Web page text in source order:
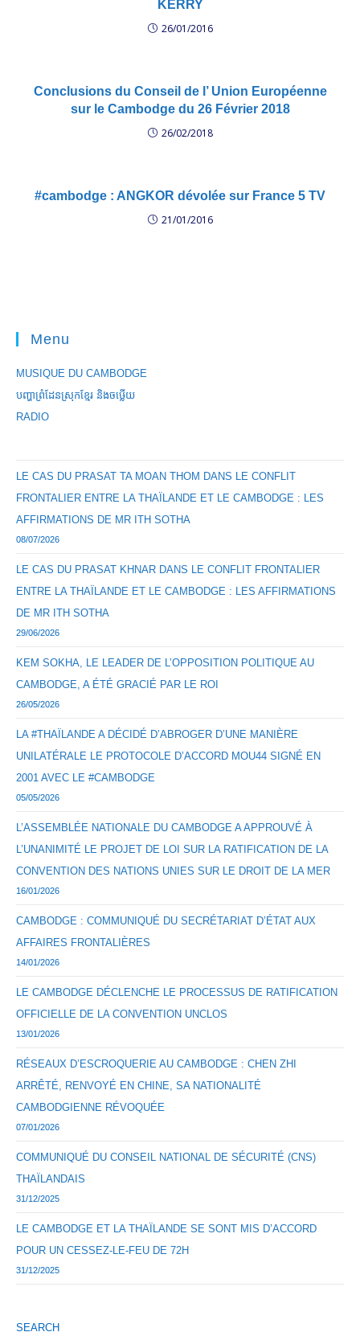
KERRY
26/01/2016
Conclusions du Conseil de l’ Union Européenne
sur le Cambodge du 26 Février 2018
26/02/2018
#cambodge : ANGKOR dévolée sur France 5 TV
21/01/2016
Menu
MUSIQUE DU CAMBODGE
បញ្ហាព្រំដែនស្រុកខ្មែរ និងចឞ្លើយ
RADIO
LE CAS DU PRASAT TA MOAN THOM DANS LE CONFLIT
FRONTALIER ENTRE LA THAÏLANDE ET LE CAMBODGE : LES
AFFIRMATIONS DE MR ITH SOTHA
08/07/2026
LE CAS DU PRASAT KHNAR DANS LE CONFLIT FRONTALIER
ENTRE LA THAÏLANDE ET LE CAMBODGE : LES AFFIRMATIONS
DE MR ITH SOTHA
29/06/2026
KEM SOKHA, LE LEADER DE L’OPPOSITION POLITIQUE AU
CAMBODGE, A ÉTÉ GRACIÉ PAR LE ROI
26/05/2026
LA #THAÏLANDE A DÉCIDÉ D’ABROGER D’UNE MANIÈRE
UNILATÉRALE LE PROTOCOLE D’ACCORD MOU44 SIGNÉ EN
2001 AVEC LE #CAMBODGE
05/05/2026
L’ASSEMBLÉE NATIONALE DU CAMBODGE A APPROUVÉ À
L’UNANIMITÉ LE PROJET DE LOI SUR LA RATIFICATION DE LA
CONVENTION DES NATIONS UNIES SUR LE DROIT DE LA MER
16/01/2026
CAMBODGE : COMMUNIQUÉ DU SECRÉTARIAT D’ÉTAT AUX
AFFAIRES FRONTALIÈRES
14/01/2026
LE CAMBODGE DÉCLENCHE LE PROCESSUS DE RATIFICATION
OFFICIELLE DE LA CONVENTION UNCLOS
13/01/2026
RÉSEAUX D’ESCROQUERIE AU CAMBODGE : CHEN ZHI
ARRÊTÉ, RENVOYÉ EN CHINE, SA NATIONALITÉ
CAMBODGIENNE RÉVOQUÉE
07/01/2026
COMMUNIQUÉ DU CONSEIL NATIONAL DE SÉCURITÉ (CNS)
THAÏLANDAIS
31/12/2025
LE CAMBODGE ET LA THAÏLANDE SE SONT MIS D’ACCORD
POUR UN CESSEZ-LE-FEU DE 72H
31/12/2025
SEARCH